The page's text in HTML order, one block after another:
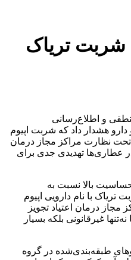
شربت تریاک
و اطلاع‌رسانی
هشدار داد که شربت اپیوم
نظارت مراکز مجاز درمان
عطاری‌ها تهدیدی جدی برای
بالا نسبت به
با نام دارویی اپیوم
درمان اعتیاد تجویز
غیرقانونی بلکه بسیار
طبقه‌بندی‌شده در گروه